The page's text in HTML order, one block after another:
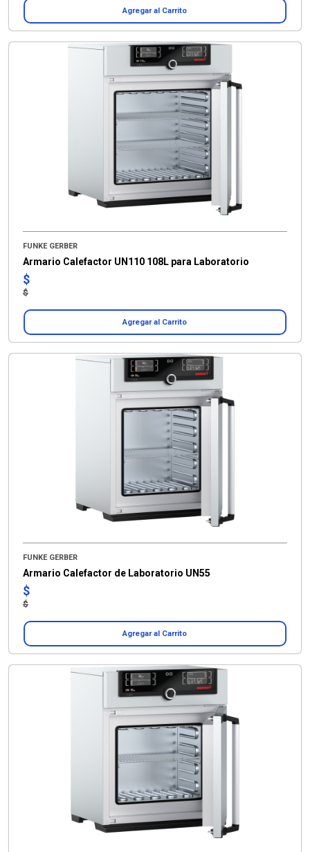
Agregar al Carrito
FUNKE GERBER
Armario Calefactor UN110 108L para Laboratorio
$
$
Agregar al Carrito
FUNKE GERBER
Armario Calefactor de Laboratorio UN55
$
$
Agregar al Carrito